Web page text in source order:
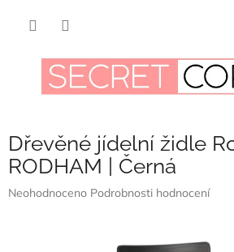
Dřevěné jídelní židle
RODHAM | Černá
Průměrné
Neohodnoceno Podrobnosti hodnocení